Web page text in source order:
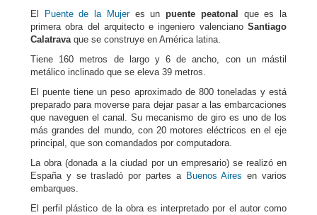
El
Puente de la Mujeres unpuente peatonal
que es la
primera obra del arquitecto e ingeniero valenciano Santiago
Calatravaque se construye en América latina.
Tiene 160 metros de largo y 6 de ancho, con un mástil
metálico inclinado que se eleva 39 metros.
El puente tiene un peso aproximado de 800 toneladas y está
preparado para moverse para dejar pasar a las embarcaciones
que naveguen el canal. Su mecanismo de giro es uno de los
más grandes del mundo, con 20 motores eléctricos en el eje
principal, que son comandados por computadora.
La obra (donada a la ciudad por un empresario) se realizó en
España y se trasladó por partes a Buenos Aires en varios
embarques.
El perfil plástico de la obra es interpretado por el autor como